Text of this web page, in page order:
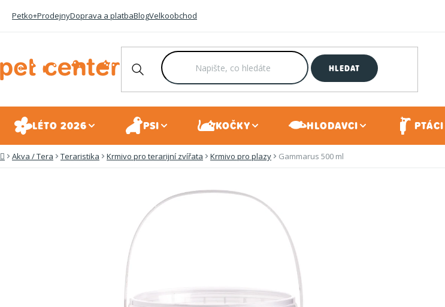
Petko+ProdejnyDoprava a platbaBlogVelkoobchod
HLEDAT
LÉTO 2026 PSI KOČKY HLODAVCI PTÁCI
DomůAkva / Tera Teraristika Krmivo pro terarijní zvířata Krmivo pro plazy Gammarus 500 ml